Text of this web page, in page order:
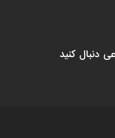
دنبال کنید